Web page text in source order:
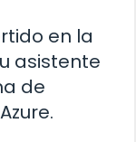
en la
asistente
de